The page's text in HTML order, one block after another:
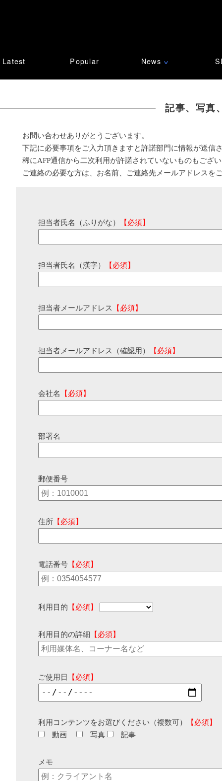
Latest Popular News ∨
記事、写真
お問い合わせありがとうございます。
下記に必要事項をご入力頂きますと許諾部門に情報が送信
稀にAFP通信から二次利用が許諾されていないものもござ
ご連絡の必要な方は、お名前、ご連絡先メールアドレスを
担当者氏名（ふりがな） 【必須】
担当者氏名（漢字） 【必須】
担当者メールアドレス 【必須】
担当者メールアドレス（確認用） 【必須】
会社名 【必須】
部署名
郵便番号
住所 【必須】
電話番号 【必須】
利用目的 【必須】
利用目的の詳細 【必須】
ご使用日 【必須】
利用コンテンツをお選びください（複数可）
【必須】
動画
写真 記事
メモ